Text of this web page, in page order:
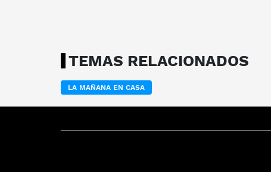
TEMAS RELACIONADOS
LA MAÑANA EN CASA